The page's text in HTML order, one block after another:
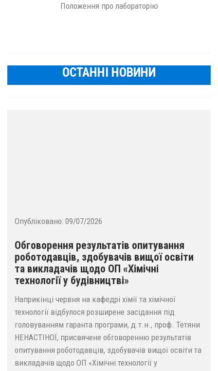
Положення про лабораторію
ОСТАННІ НОВИНИ
Опубліковано: 09/07/2026
Обговорення результатів опитування
роботодавців, здобувачів вищої освіти
та викладачів щодо ОП «Хімічні
технології у будівництві»
Наприкінці червня на кафедрі хімії та хімічної
технології відбулося розширене засідання під
головуванням гаранта програми, д.т.н., проф. Тетяни
НЕНАСТІНОЇ, присвячене обговоренню результатів
опитування роботодавців, здобувачів вищої освіти та
викладачів щодо ОП «Хімічні технології у